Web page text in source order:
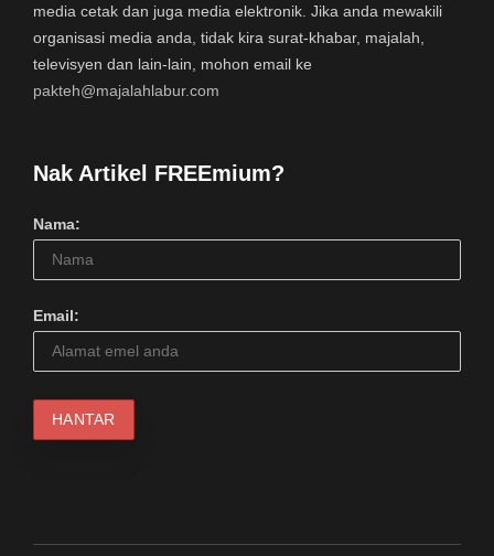
media cetak dan juga media elektronik. Jika anda mewakili
organisasi media anda, tidak kira surat-khabar, majalah,
televisyen dan lain-lain, mohon email ke
pakteh@majalahlabur.com
Nak Artikel FREEmium?
Nama:
Email: